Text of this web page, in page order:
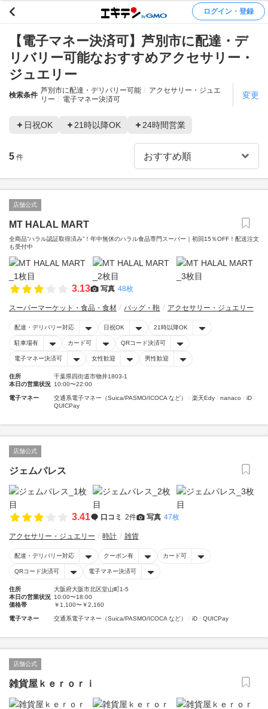
ログイン・登録
【電子マネー決済可】芦別市に配達・デ
リバリー可能なおすすめアクセサリー・
ジュエリー
検索条件
芦別市に配達・デリバリー可能
アクセサリー・ジュエ
リー
電子マネー決済可 変更
日祝OK 21時以降OK 24時間営業
5 件
店舗公式
MT HALAL MART
全商品“ハラル認証取得済み”！年中無休のハラル食品専門スーパー｜初回15％OFF！配送注文
も受付中
3.13 写真 48枚
スーパーマーケット・食品・食材 バッグ・鞄 アクセサリー・ジュエリー
配達・デリバリー対応 日祝OK 21時以降OK
駐車場有 カード可 QRコード決済可
電子マネー決済可 女性歓迎 男性歓迎
住所
千葉県四街道市物井1803-1
本日の営業状況 10:00〜22:00
電子マネー 交通系電子マネー（Suica/PASMO/ICOCA など） 楽天Edy nanaco
iD
QUICPay
店舗公式
ジェムパレス
3.41 口コミ 2件 写真 47枚
アクセサリー・ジュエリー 時計 雑貨
配達・デリバリー対応 クーポン有 カード可
QRコード決済可 電子マネー決済可
住所
大阪府大阪市北区堂山町1-5
本日の営業状況 10:00〜18:00
価格帯
￥1,100〜￥2,160
電子マネー 交通系電子マネー（Suica/PASMO/ICOCA など） iD QUICPay
店舗公式
雑貨屋ｋｅｒｏｒｉ